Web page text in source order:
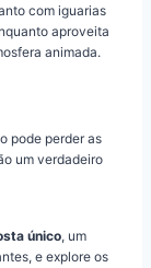
com iguarias
aproveita
animada.
pode perder as
um verdadeiro
único, um
e explore os